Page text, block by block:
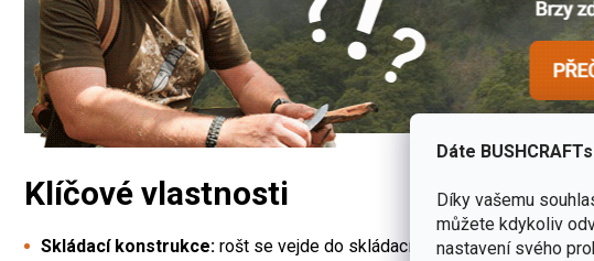
Dáte
Díky vašemu
můžete kdykoliv
nastavení svého
Klíčové vlastnosti
Skládací konstrukce: rošt se vejde do skládací krabičky spolu s